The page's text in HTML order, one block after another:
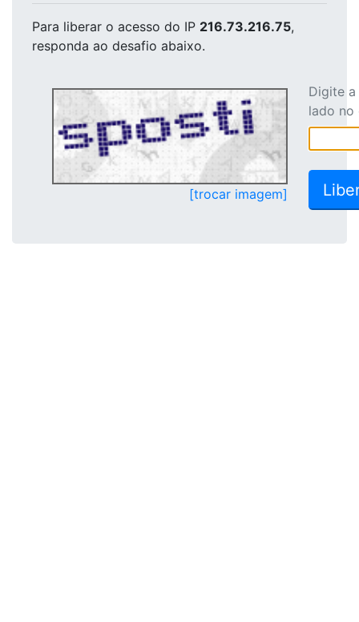
Para liberar o acesso do IP 216.73.216.75,
responda ao desafio abaixo.
[trocar imagem]
Digite
lado no